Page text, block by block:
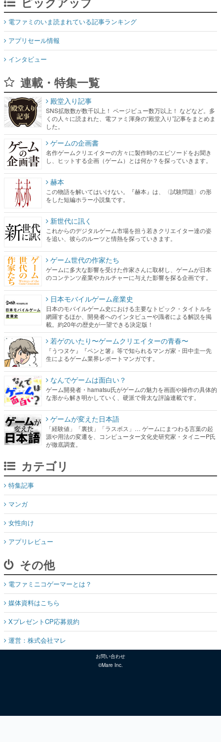
電ファミのいま読まれている記事ランキング
アプリセール情報
インタビュー
連載・特集一覧
殿堂入り記事
SNS拡散数が数千以上！ ページビュー数万以上！ などなど。多
くの人々に読まれた、電ファミ渾身の“殿堂入り”記事をまとめま
した。
ゲームの企画書
名作ゲームクリエイターの方々に製作時のエピソードをお聞き
し、ヒットする企画（ゲーム）とは何か？を探っていきます。
赫本
この物語を解いてはいけない。『赫本』は、〈試験問題〉の形
をした短編ホラー小説集です。
新世代に訊く
これからのデジタルゲーム市場を担う若きクリエイター達の姿
を追い、彼らのルーツと情熱を探っていきます。
ゲーム世代の作家たち
ゲームに多大な影響を受けた作家さんに取材し、ゲームが日本
のコンテンツ産業やカルチャーに与えた影響を探る企画です。
日本モバイルゲーム産業史
日本のモバイルゲーム史における主要なトピック・タイトルを
網羅するほか、開発者へのインタビューや識者による解説を掲
載。約20年の歴史が一望できる決定版！
若ゲのいたり〜ゲームクリエイターの青春〜
『うつヌケ』『ペンと箸』等で知られるマンガ家・田中圭一先
生によるゲーム業界レポートマンガです。
なんでゲームは面白い？
ゲーム開発者・hamatsu氏がゲームの魅力を画面や操作の具体的
な形から解き明かしていく、硬派で骨太な評論連載です。
ゲームが変えた日本語
「経験値」「裏技」「ラスボス」… ゲームにまつわる言葉の起
源や用法の変遷を、コンピューター文化史研究家・タイニーP氏
が徹底調査。
カテゴリ
特集記事
マンガ
女性向け
アプリレビュー
その他
電ファミニコゲーマーとは？
媒体資料はこちら
XプレゼントCP応募規約
運営：株式会社マレ
お問い合わせ
©Mare Inc.